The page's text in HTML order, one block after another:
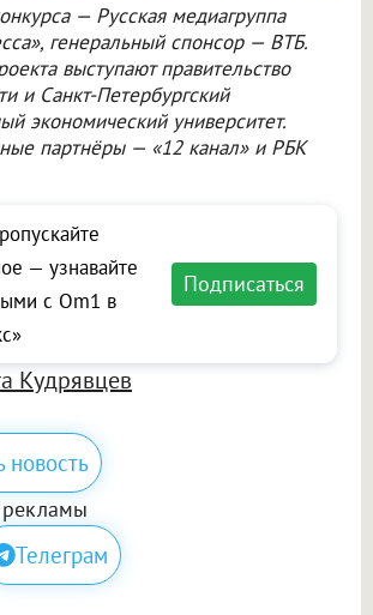
— Русская медиагруппа
генеральный спонсор — ВТБ.
выступают правительство
и Санкт-Петербургский
экономический университет.
партнёры — «12 канал» и РБК
— узнавайте
с Om1 в
Подписаться
Кудрявцев
новость
Телеграм